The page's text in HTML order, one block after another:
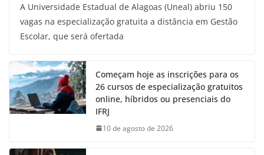
A Universidade Estadual de Alagoas (Uneal) abriu 150
vagas na especialização gratuita a distância em Gestão
Escolar, que será ofertada
Começam hoje as inscrições para os
26 cursos de especialização gratuitos
online, híbridos ou presenciais do
IFRJ
10 de agosto de 2026